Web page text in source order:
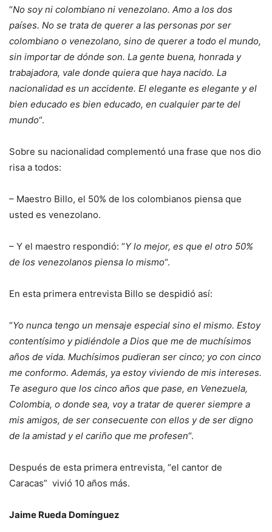
“No soy ni colombiano ni venezolano. Amo a los dos
países. No se trata de querer a las personas por ser
colombiano o venezolano, sino de querer a todo el mundo,
sin importar de dónde son. La gente buena, honrada y
trabajadora, vale donde quiera que haya nacido. La
nacionalidad es un accidente. El elegante es elegante y el
bien educado es bien educado, en cualquier parte del
mundo“.
Sobre su nacionalidad complementó una frase que nos dio
risa a todos:
– Maestro Billo, el 50% de los colombianos piensa que
usted es venezolano.
– Y el maestro respondió: “Y lo mejor, es que el otro 50%
de los venezolanos piensa lo mismo“.
En esta primera entrevista Billo se despidió así:
“Yo nunca tengo un mensaje especial sino el mismo. Estoy
contentísimo y pidiéndole a Dios que me de muchísimos
años de vida. Muchísimos pudieran ser cinco; yo con cinco
me conformo. Además, ya estoy viviendo de mis intereses.
Te aseguro que los cinco años que pase, en Venezuela,
Colombia, o donde sea, voy a tratar de querer siempre a
mis amigos, de ser consecuente con ellos y de ser digno
de la amistad y el cariño que me profesen“.
Después de esta primera entrevista, “el cantor de
Caracas” vivió 10 años más.
Jaime Rueda Domínguez